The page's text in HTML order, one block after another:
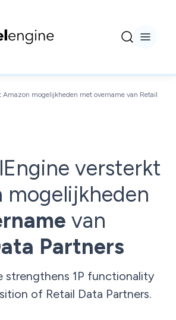
Amazon mogelijkheden met overname van Retail
versterkt
mogelijkheden
van
Partners
strengthens 1P functionality
of Retail Data Partners.